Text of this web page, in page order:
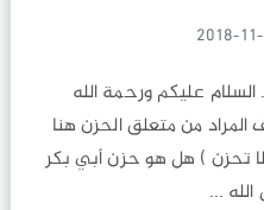
عليكم ورحمة الله
من متعلق الحزن هنا
تحزن ) هل هو حزن أبي بكر
...